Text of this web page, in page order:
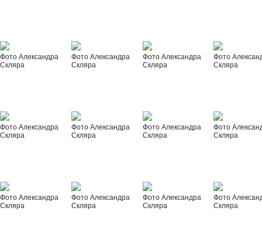
Фото Александра
Скляра
Фото Александра
Скляра
Фото Александра
Скляра
Фото
Скляра
Фото Александра
Скляра
Фото Александра
Скляра
Фото Александра
Скляра
Фото
Скляра
Фото Александра
Скляра
Фото Александра
Скляра
Фото Александра
Скляра
Фото
Скляра